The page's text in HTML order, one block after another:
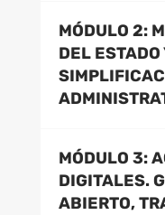
MÓDULO 2:
DEL ESTADO
MÓDULO 3:
DIGITALES.
ABIERTO,